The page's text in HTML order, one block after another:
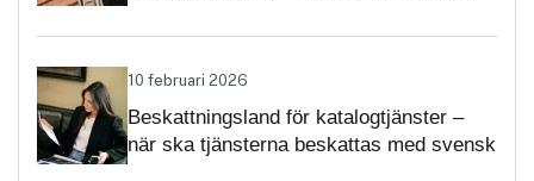
10 februari 2026
Beskattningsland för katalogtjänster –
när ska tjänsterna beskattas med svensk